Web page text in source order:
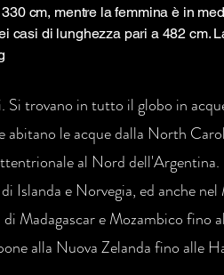
cm, mentre la femmina è in
casi di lunghezza pari a 482 cm.
Si trovano in tutto il globo in
le acque dalla North
al Nord
Islanda e Norvegia, ed anche
Madagascar e Mozambico fino
alla Nuova Zelanda fino alle